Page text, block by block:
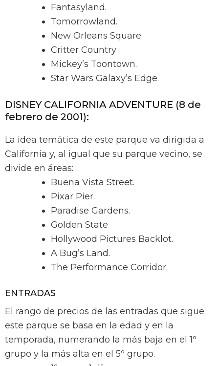
Fantasyland.
Tomorrowland.
New Orleans Square.
Critter Country
Mickey’s Toontown.
Star Wars Galaxy’s Edge.
DISNEY CALIFORNIA ADVENTURE (8 de
febrero de 2001):
La idea temática de este parque va dirigida a
California y, al igual que su parque vecino, se
divide en áreas:
Buena Vista Street.
Pixar Pier.
Paradise Gardens.
Golden State
Hollywood Pictures Backlot.
A Bug’s Land.
The Performance Corridor.
ENTRADAS
El rango de precios de las entradas que sigue
este parque se basa en la edad y en la
temporada, numerando la más baja en el 1º
grupo y la más alta en el 5º grupo.